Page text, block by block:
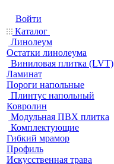
Войти
Каталог
Линолеум
Остатки линолеума
Виниловая плитка (LVT)
Ламинат
Пороги напольные
Плинтус напольный
Ковролин
Модульная ПВХ плитка
Комплектующие
Гибкий мрамор
Профиль
Искусственная трава